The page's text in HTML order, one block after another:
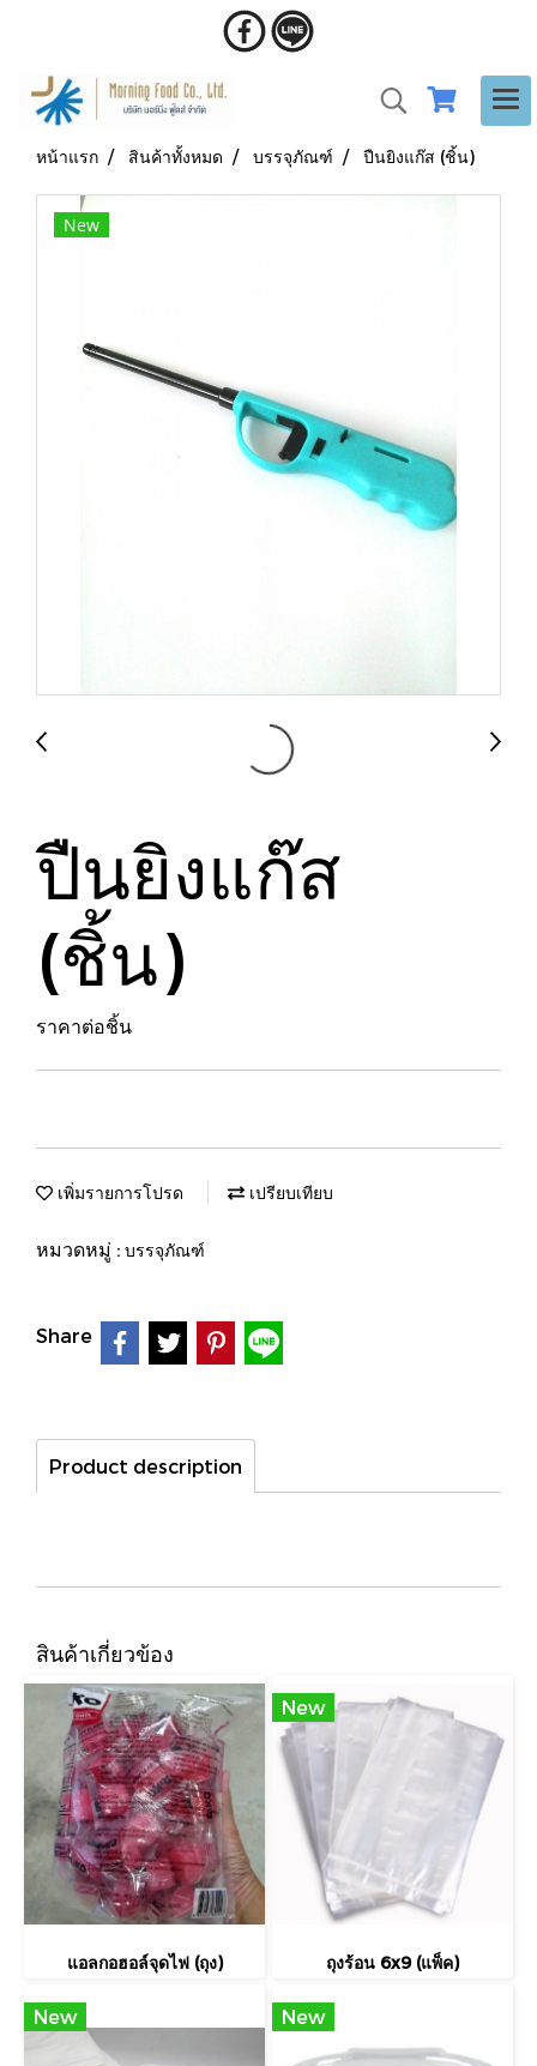
หน้าแรก สินค้าทั้งหมด บรรจุภัณฑ์ ปืนยิงแก๊ส (ชิ้น)
New
ปืนยิงแก๊ส
(ชิ้น)
ราคาต่อชิ้น
เพิ่มรายการโปรด เปรียบเทียบ
หมวดหมู่ : บรรจุภัณฑ์
Share
Product description
สินค้าเกี่ยวข้อง
แอลกอฮอล์จุดไฟ (ถุง)
New
ถุงร้อน 6x9 (แพ็ค)
New New